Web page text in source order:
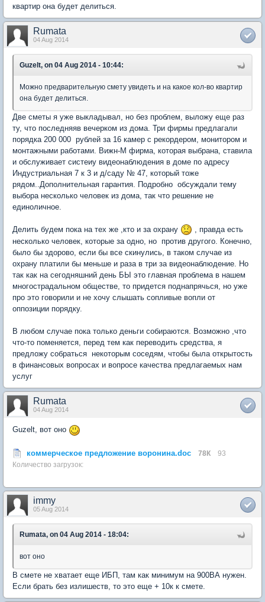
квартир она будет делиться.
Rumata
04 Aug 2014
Guzelt, on 04 Aug 2014 - 10:44:
Можно предварительную смету увидеть и на какое кол-во квартир
она будет делиться.
Две сметы я уже выкладывал, но без проблем, выложу еще раз
ту, что последняяв вечерком из дома. Три фирмы предлагали
порядка 200 000 рублей за 16 камер с рекордером, монитором и
монтажными работами. Вижн-М фирма, которая выбрана, ставила
и обслуживает систеиу видеонаблюдения в доме по адресу
Индустриальная 7 к 3 и д/саду № 47, который тоже
рядом..Дополнительная гарантия. Подробно обсуждали тему
выбора несколько человек из дома, так что решение не
единоличное.
Делить будем пока на тех же ,кто и за охрану
, правда есть
несколько человек, которые за одно, но против другого. Конечно,
было бы здорово, если бы все скинулись, в таком случае из
охрану платили бы меньше и раза в три за видеонаблюдение. Но
так как на сегодняшний день БЫ это главная проблема в нашем
многострадальном обществе, то придется поднапрячься, но уже
про это говорили и не хочу слышать сопливые вопли от
оппозиции порядку.
В любом случае пока только деньги собираются. Возможно ,что
что-то поменяется, перед тем как переводить средства, я
предложу собраться некоторым соседям, чтобы была открытость
в финансовых вопросах и вопросе качества предлагаемых нам
услуг
Rumata
04 Aug 2014
Guzelt, вот оно
коммерческое предложение воронина.doc 78К
93
Количество загрузок:
immy
05 Aug 2014
Rumata, on 04 Aug 2014 - 18:04:
вот оно
В смете не хватает еще ИБП, там как минимум на 900ВА нужен.
Если брать без излишеств, то это еще + 10к к смете.